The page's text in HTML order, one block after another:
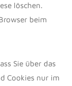
löschen.
beim
Sie über das
Cookies nur im